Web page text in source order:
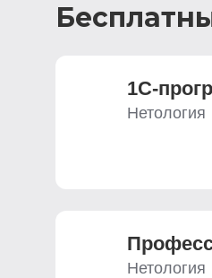
1С-
Нетология
Нетология